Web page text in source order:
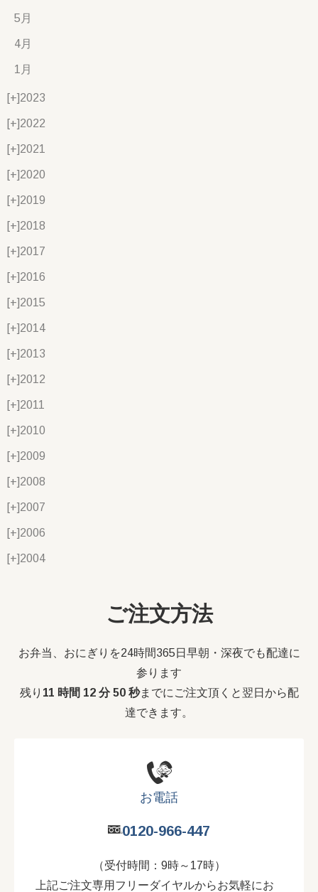
5月
4月
1月
[+]2023
[+]2022
[+]2021
[+]2020
[+]2019
[+]2018
[+]2017
[+]2016
[+]2015
[+]2014
[+]2013
[+]2012
[+]2011
[+]2010
[+]2009
[+]2008
[+]2007
[+]2006
[+]2004
ご注文方法
お弁当、おにぎりを24時間365日早朝・深夜でも配達に
参ります
残り 11 時間 12 分 49 秒までにご注文頂くと翌日から配
達できます。
お電話
0120-966-447
（受付時間：9時～17時）
上記ご注文専用フリーダイヤルからお気軽にお